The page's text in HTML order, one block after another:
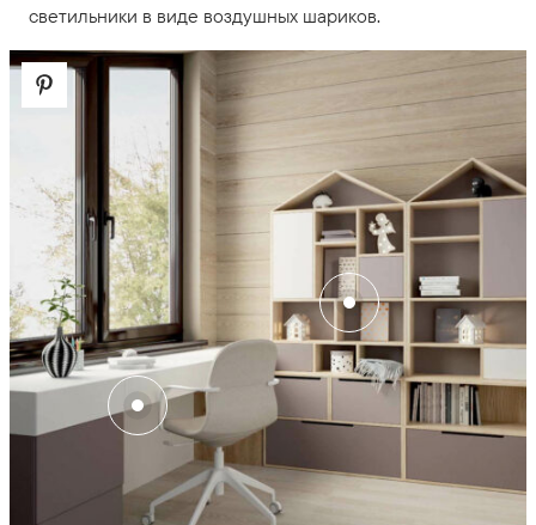
светильники в виде воздушных шариков.